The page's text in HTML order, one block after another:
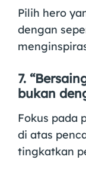
Pilih hero
dengan
7.
bukan
Fokus pada
di atas
tingkatkan